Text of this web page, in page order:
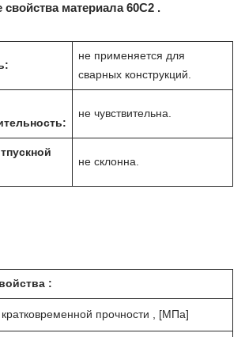
свойства материала 60С2 .
не применяется для
сварных конструкций.
не чувствительна.
не склонна.
:
прочности , [МПа]